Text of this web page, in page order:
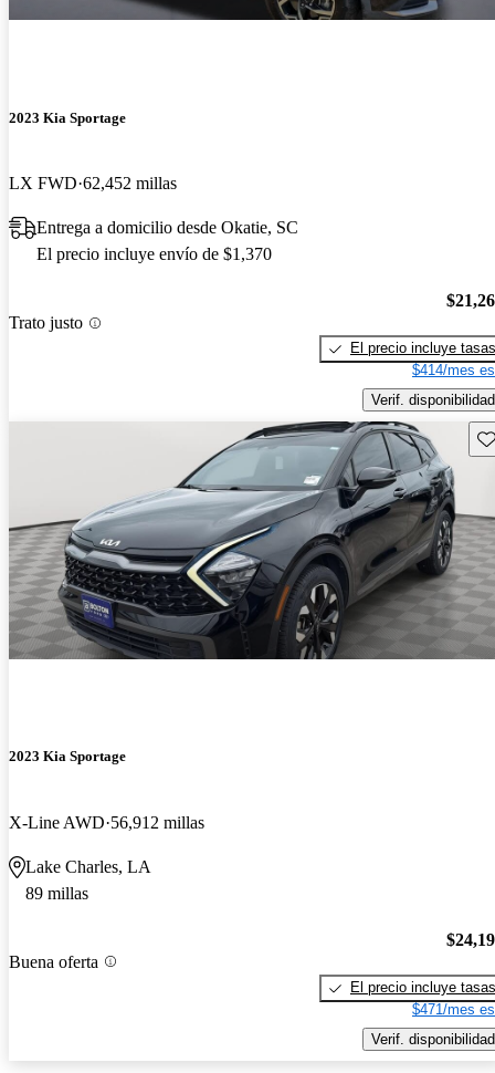
2023 Kia Sportage
LX FWD 62,452 millas
Entrega a domicilio desde Okatie, SC
El precio incluye envío de $1,370
Trato justo
El precio incluye tasas
$414/mes
Verif. disponibilidad
2023 Kia Sportage
X-Line AWD 56,912 millas
Lake Charles, LA
89 millas
Buena oferta
El precio incluye tasas
$471/mes
Verif. disponibilidad